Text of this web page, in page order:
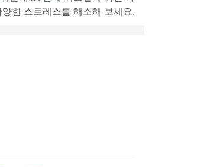
한 스트레스를 해소해 보세요.